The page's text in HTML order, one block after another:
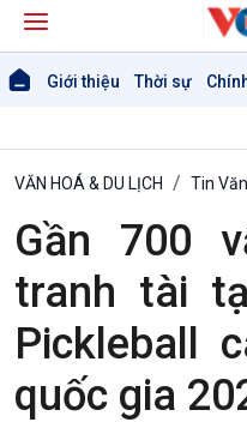
Giới thiệu Thời sự
VĂN HOÁ & DU LỊCH Tin
Gần 700
tranh tài
Pickleball
quốc gia